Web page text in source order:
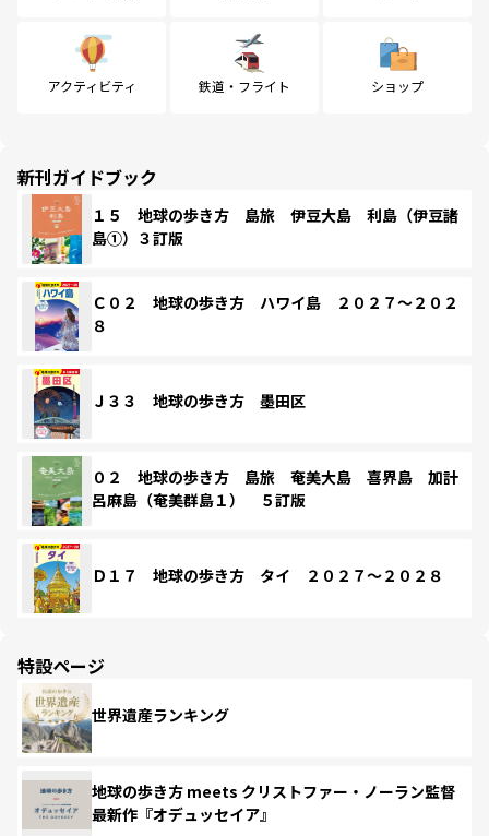
アクティビティ 鉄道・フライト ショップ
新刊ガイドブック
１５ 地球の歩き方 島旅 伊豆大島 利島（伊豆諸
島①）３訂版
Ｃ０２ 地球の歩き方 ハワイ島 ２０２７～２０２
８
Ｊ３３ 地球の歩き方 墨田区
０２ 地球の歩き方 島旅 奄美大島 喜界島 加計
呂麻島（奄美群島１） ５訂版
Ｄ１７ 地球の歩き方 タイ ２０２７～２０２８
特設ページ
世界遺産ランキング
地球の歩き方 meets クリストファー・ノーラン監督
最新作『オデュッセイア』